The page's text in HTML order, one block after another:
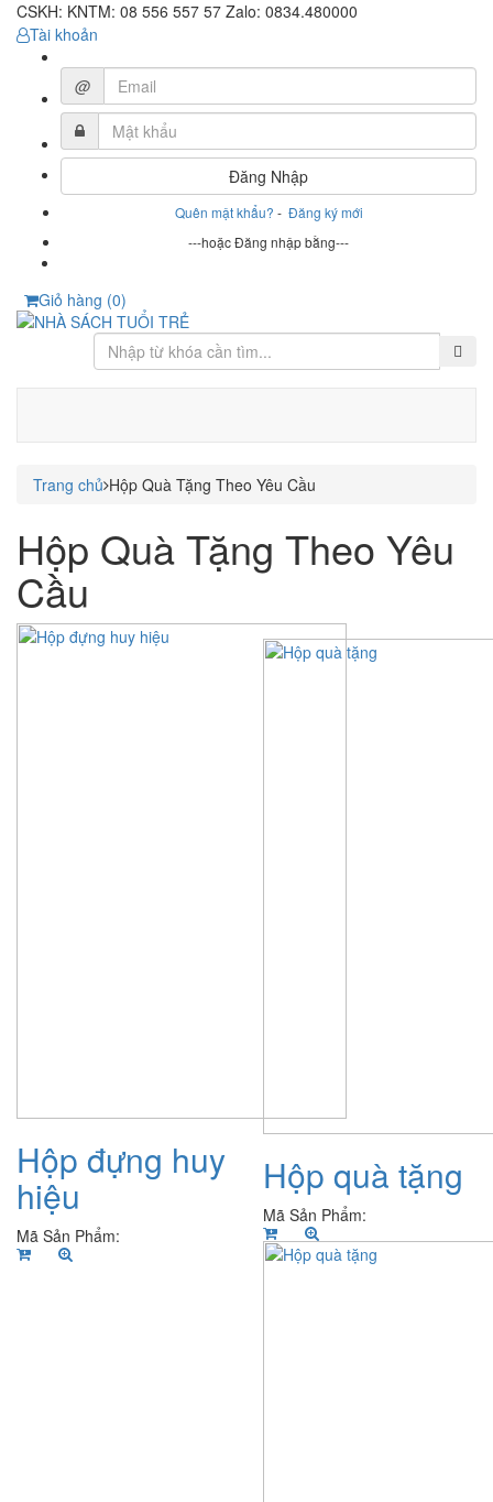
CSKH: KNTM: 08 556 557 57 Zalo: 0834.480000
Tài khoản
@
Đăng Nhập
Quên mật khẩu? - Đăng ký mới
---hoặc Đăng nhập bằng---
Giỏ hàng (0)
Trang chủ Hộp Quà Tặng Theo Yêu Cầu
Hộp Quà Tặng Theo Yêu
Cầu
Hộp đựng huy
hiệu
Mã Sản Phẩm:
Hộp quà tặng
Mã Sản Phẩm: